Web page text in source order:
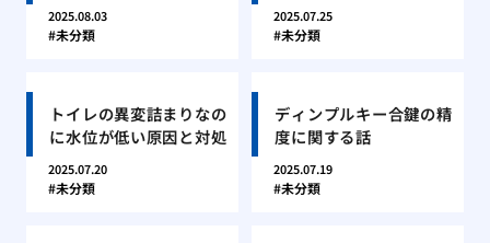
2025.08.03
未分類
2025.07.25
未分類
トイレの異変詰まりなの
に水位が低い原因と対処
2025.07.20
未分類
ディンプルキー合鍵の精
度に関する話
2025.07.19
未分類